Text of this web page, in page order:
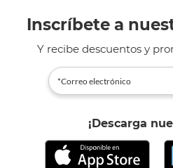
Inscríbete a
Y recibe descuentos y
¡Descarga